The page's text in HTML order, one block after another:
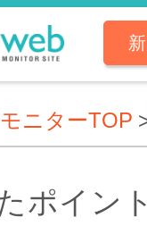
ニターTOP
ポイン